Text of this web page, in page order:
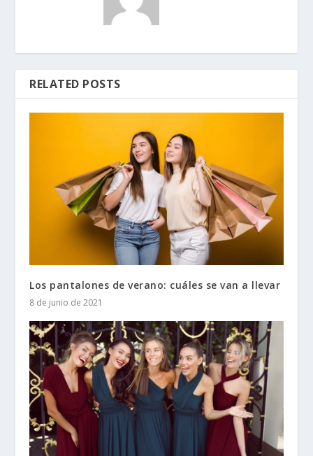
RELATED POSTS
Los pantalones de verano: cuáles se van a llevar
8 de junio de 2021